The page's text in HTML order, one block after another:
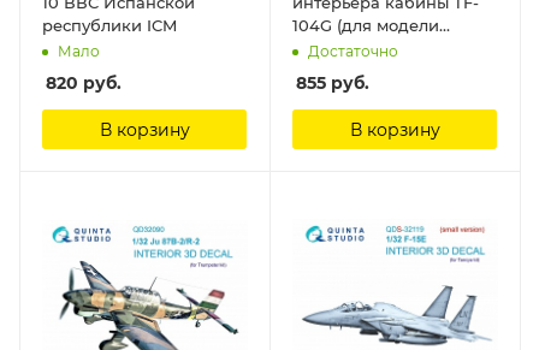
республики ICM
Мало
820 руб.
В корзину
104G (для модели
Hasegawa) Quinta
Достаточно
855 руб.
В корзину